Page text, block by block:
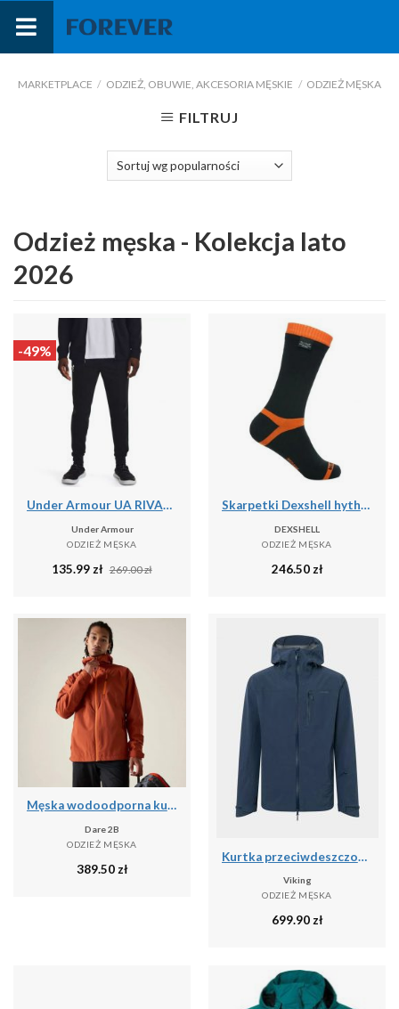
treści
MARKETPLACE / ODZIEŻ, OBUWIE, AKCESORIA MĘSKIE / ODZIEŻ MĘSKA
FILTRUJ
Odzież męska - Kolekcja lato
2026
-49%
Under Armour UA RIVAL TERRY JOGGER Spodnie dresowe męskie
Under Armour
ODZIEŻ MĘSKA
135.99 zł 269.00zł
Skarpetki Dexshell hytherm pro
DEXSHELL
ODZIEŻ MĘSKA
246.50 zł
Męska wodoodporna kurtka Breathe Out
Dare 2B
ODZIEŻ MĘSKA
389.50 zł
Kurtka przeciwdeszczowa męska Viking Trek Pro 2.5
Viking
ODZIEŻ MĘSKA
699.90zł